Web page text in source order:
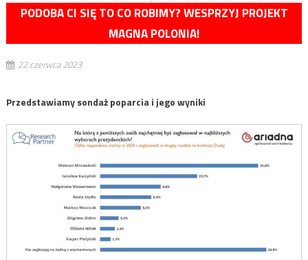
PODOBA CI SIĘ TO CO ROBIMY? WESPRZYJ PROJEKT
MAGNA POLONIA!
22 czerwca 2023
Przedstawiamy sondaż poparcia i jego wyniki